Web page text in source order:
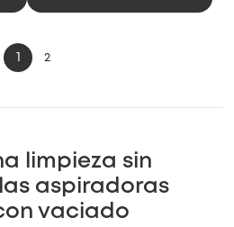
1 2
limpieza sin
aspiradoras
vaciado